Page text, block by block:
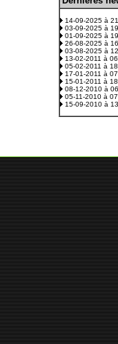
14-09-2025 à
03-09-2025 à
01-09-2025 à
26-08-2025 à
03-08-2025 à
13-02-2011 à
05-02-2011 à
17-01-2011 à
15-01-2011 à
08-12-2010 à
05-11-2010 à
15-09-2010 à